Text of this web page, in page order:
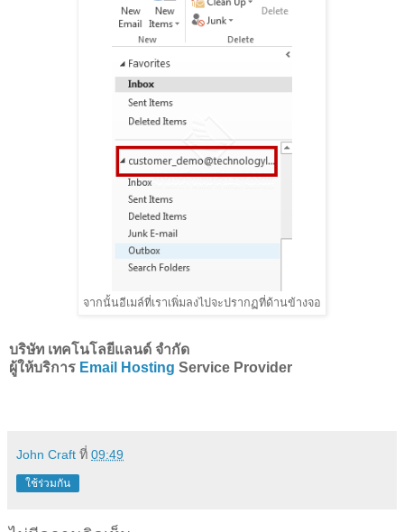
จากนั้นอีเมล์ที่เราเพิ่มลงไปจะปรากฏที่ด้านข้างจอ
บริษัท เทคโนโลยีแลนด์ จำกัด
ผู้ให้บริการ Email Hosting Service Provider
John Craft ที่ 09:49
ใช้ร่วมกัน